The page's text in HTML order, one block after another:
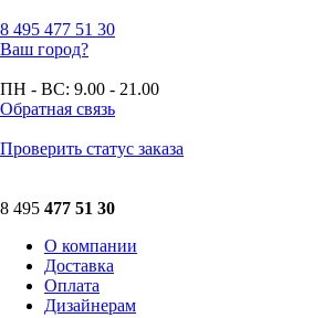
8 495 477 51 30
Ваш город?
ПН - ВС: 9.00 - 21.00
Обратная связь
Проверить статус заказа
8 495 477 51 30
О компании
Доставка
Оплата
Дизайнерам